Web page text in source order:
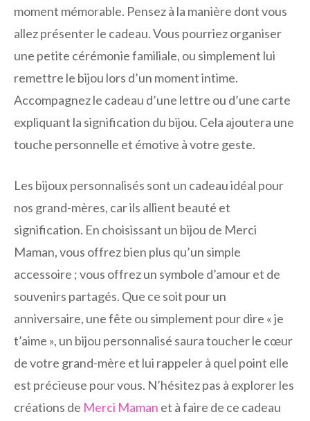
moment mémorable. Pensez à la manière dont vous
allez présenter le cadeau. Vous pourriez organiser
une petite cérémonie familiale, ou simplement lui
remettre le bijou lors d’un moment intime.
Accompagnez le cadeau d’une lettre ou d’une carte
expliquant la signification du bijou. Cela ajoutera une
touche personnelle et émotive à votre geste.
Les bijoux personnalisés sont un cadeau idéal pour
nos grand-mères, car ils allient beauté et
signification. En choisissant un bijou de Merci
Maman, vous offrez bien plus qu’un simple
accessoire ; vous offrez un symbole d’amour et de
souvenirs partagés. Que ce soit pour un
anniversaire, une fête ou simplement pour dire « je
t’aime », un bijou personnalisé saura toucher le cœur
de votre grand-mère et lui rappeler à quel point elle
est précieuse pour vous. N’hésitez pas à explorer les
créations de Merci Maman et à faire de ce cadeau